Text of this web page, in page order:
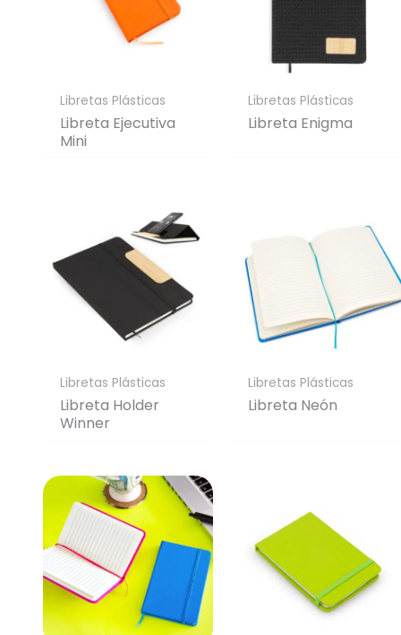
Libretas Plásticas
Libreta Ejecutiva
Mini
Libretas Plásticas
Libreta Enigma
Libretas Plásticas
Libreta Holder
Winner
Libretas Plásticas
Libreta Neón